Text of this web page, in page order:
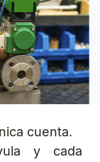
cuenta.
y cada